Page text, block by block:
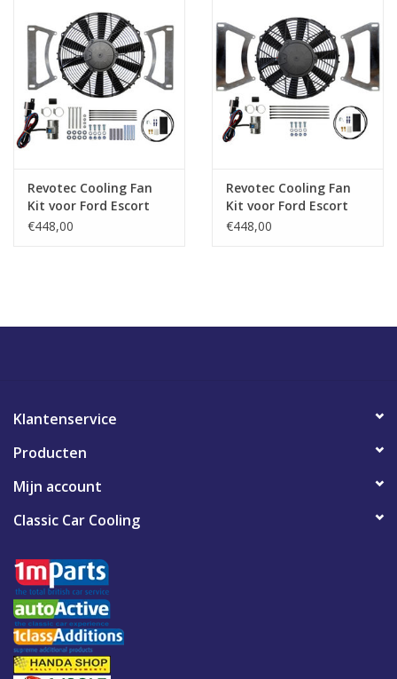
Revotec Cooling Fan
Kit voor Ford Escort
MK2
€448,00
Revotec Cooling Fan
Kit voor Ford Escort
MK2
€448,00
Klantenservice
Producten
Mijn account
Classic Car Cooling